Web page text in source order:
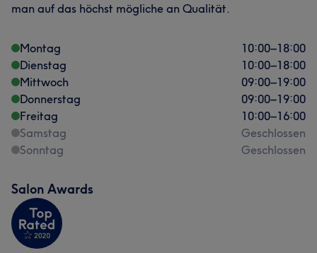
man auf das höchst mögliche an Qualität.
Montag 10:00–18:00
Dienstag
10:00–18:00
Mittwoch
09:00–19:00
Donnerstag
09:00–19:00
Freitag
10:00–16:00
Samstag
Geschlossen
Sonntag
Geschlossen
Salon Awards